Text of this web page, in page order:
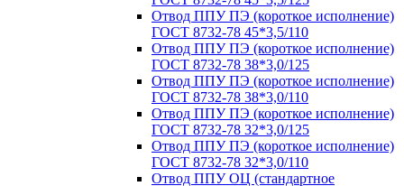
Отвод ППУ ПЭ (короткое исполнение)
ГОСТ 8732-78 45*3,5/110
Отвод ППУ ПЭ (короткое исполнение)
ГОСТ 8732-78 38*3,0/125
Отвод ППУ ПЭ (короткое исполнение)
ГОСТ 8732-78 38*3,0/110
Отвод ППУ ПЭ (короткое исполнение)
ГОСТ 8732-78 32*3,0/125
Отвод ППУ ПЭ (короткое исполнение)
ГОСТ 8732-78 32*3,0/110
Отвод ППУ ОЦ (стандартное